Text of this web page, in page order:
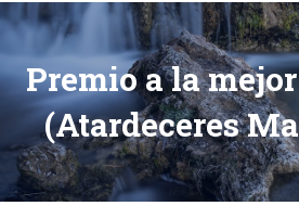
Premio a la
(Atardeceres